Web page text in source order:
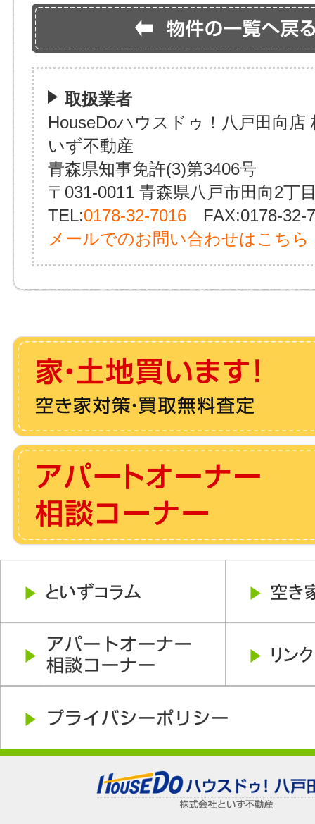
取扱業者
HouseDoハウスドゥ！八戸田向店
いず不動産
青森県知事免許(3)第3406号
〒031-0011 青森県八戸市田向2丁
TEL:0178-32-7016 FAX:0178-32-
メールでのお問い合わせはこちら